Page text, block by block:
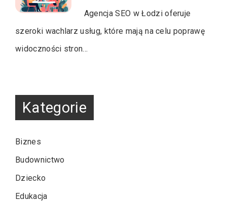
Agencja SEO w Łodzi oferuje
szeroki wachlarz usług, które mają na celu poprawę
widoczności stron…
Kategorie
Biznes
Budownictwo
Dziecko
Edukacja